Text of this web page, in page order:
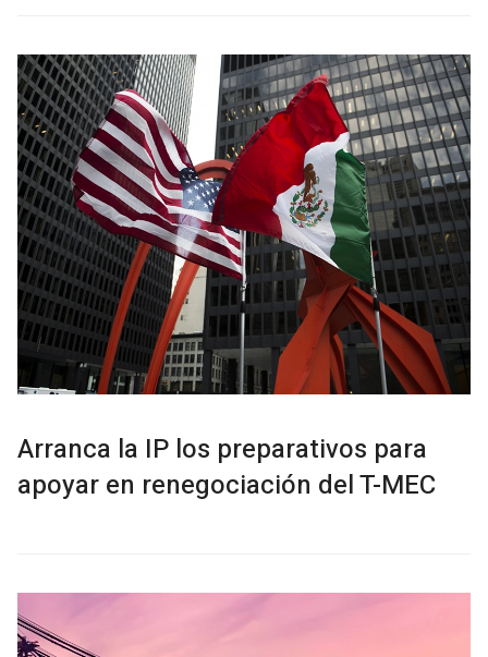
Arranca la IP los preparativos para
apoyar en renegociación del T-MEC